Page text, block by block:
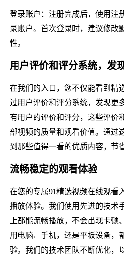
登录账户：注册完成后，使用注
录账户。首次登录时，建议修改
性。
用户评价和评分系统，发
在我们的入口，您不仅能看到精
过用户评价和评分系统，发现更
有用户的评价和评分，这些评价
部视频的质量和观看价值。通过
到那些值得一看的优质内容，节
流畅稳定的观看体验
在您的专属91精选视频在线观看
播放体验。我们使用先进的技术
上都能流畅播放，不会出现卡顿
用电脑、手机，还是平板设备，
验。我们的技术团队不断优化，